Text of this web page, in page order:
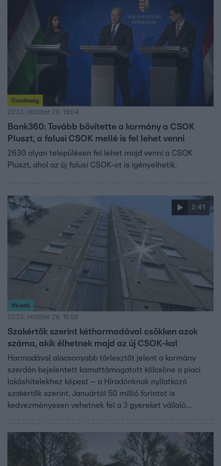
gyerekvállalást, hanem segíteni az esetleges akadályok
Gazdaság
2023. október 26. 19:04
Bank360: Tovább bővítette a kormány a CSOK
Pluszt, a falusi CSOK mellé is fel lehet venni
2630 olyan településen fel lehet majd venni a CSOK
Pluszt, ahol az új falusi CSOK-ot is igényelhetik.
2:41
Híradó
2023. október 26. 16:58
Szakértők szerint kétharmadával csökken azok
száma, akik élhetnek majd az új CSOK-kal
Harmadával alacsonyabb törlesztőt jelent a kormány
szerdán bejelentett kamattámogatott kölcsöne a piaci
lakáshitelekhez képest – a Híradónknak nyilatkozó
szakértők szerint. Januártól 50 millió forintot is
kedvezményesen vehetnek fel a 3 gyereket vállaló
jövedelmet kell igazolnia egy családnak a Bankmonitor
szerint. A Portfólió úgy számol, a megszűnő CSOK-hoz
képest kétharmadával csökken azok száma, akik élhetnek